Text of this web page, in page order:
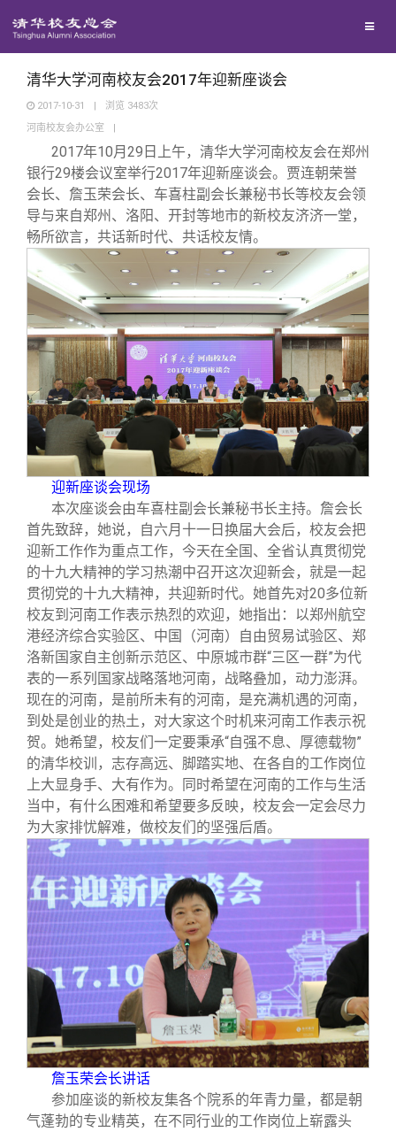
地区联络
院系校友工作
专业委员会
兴趣群体
西南联大校友会
回馈母校
捐赠新闻
捐赠纪事
捐赠方法
义工计划
《清华校友通讯》
《水木清华》
我要订阅
新媒体平台
百年清华
清华人物
清华故事
青春风采
校友文苑
校友讲坛
校友视界
校友服务
终身学习
信息化服务
三创大赛
实用信息
校友总会
总会简介
会长致辞
总会章程
理事会名单
制度法规
联系我们
关闭
清华大学河南校友会2017年迎新座谈会
2017-10-31 | 浏览 3483次
河南校友会办公室
|
2017年10月29日上午，清华大学河南校友会在郑州
银行29楼会议室举行2017年迎新座谈会。贾连朝荣誉
会长、詹玉荣会长、车喜柱副会长兼秘书长等校友会领
导与来自郑州、洛阳、开封等地市的新校友济济一堂，
畅所欲言，共话新时代、共话校友情。
迎新座谈会现场
本次座谈会由车喜柱副会长兼秘书长主持。詹会长
首先致辞，她说，自六月十一日换届大会后，校友会把
迎新工作作为重点工作，今天在全国、全省认真贯彻党
的十九大精神的学习热潮中召开这次迎新会，就是一起
贯彻党的十九大精神，共迎新时代。她首先对20多位新
校友到河南工作表示热烈的欢迎，她指出：以郑州航空
港经济综合实验区、中国（河南）自由贸易试验区、郑
洛新国家自主创新示范区、中原城市群“三区一群”为代
表的一系列国家战略落地河南，战略叠加，动力澎湃。
现在的河南，是前所未有的河南，是充满机遇的河南，
到处是创业的热土，对大家这个时机来河南工作表示祝
贺。她希望，校友们一定要秉承“自强不息、厚德载物”
的清华校训，志存高远、脚踏实地、在各自的工作岗位
上大显身手、大有作为。同时希望在河南的工作与生活
当中，有什么困难和希望要多反映，校友会一定会尽力
为大家排忧解难，做校友们的坚强后盾。
詹玉荣会长讲话
参加座谈的新校友集各个院系的年青力量，都是朝
气蓬勃的专业精英，在不同行业的工作岗位上崭露头